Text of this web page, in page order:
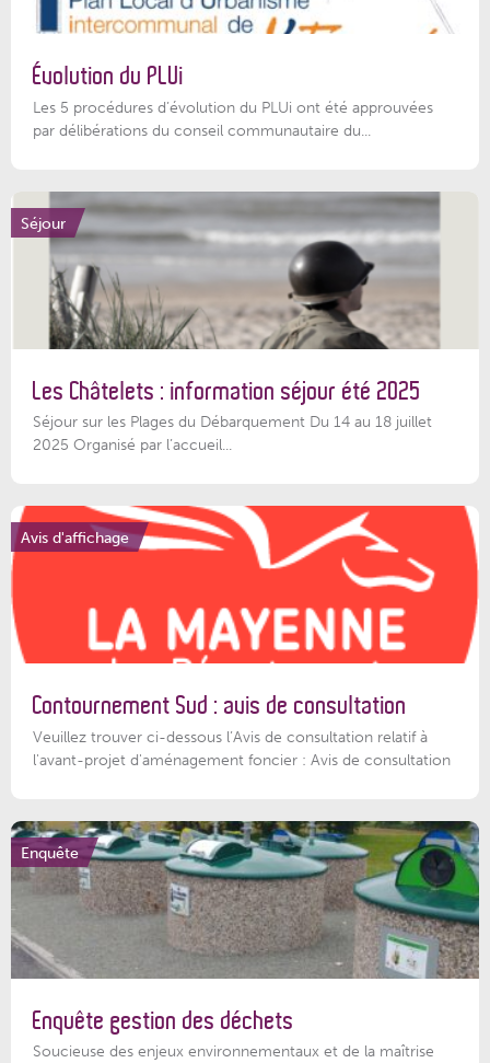
Évolution du PLUi
Les 5 procédures d’évolution du PLUi ont été approuvées
par délibérations du conseil communautaire du...
Séjour
Les Châtelets : information séjour été 2025
Séjour sur les Plages du Débarquement Du 14 au 18 juillet
2025 Organisé par l’accueil...
Avis d'affichage
Contournement Sud : avis de consultation
Veuillez trouver ci-dessous l’Avis de consultation relatif à
l'avant-projet d'aménagement foncier : Avis de consultation
Enquête
Enquête gestion des déchets
Soucieuse des enjeux environnementaux et de la maîtrise